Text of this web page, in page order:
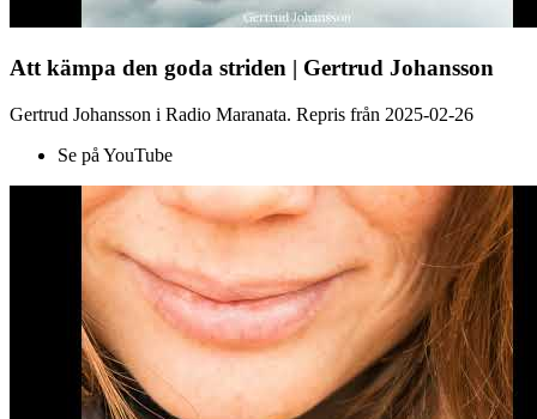
Att kämpa den goda striden | Gertrud Johansson
Gertrud Johansson i Radio Maranata. Repris från 2025-02-26
Se på YouTube